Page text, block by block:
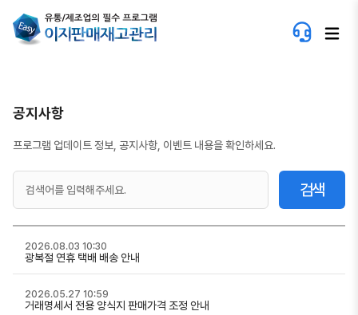
공지사항
프로그램 업데이트 정보, 공지사항, 이벤트 내용을 확인하세요.
검색
광복절 연휴 택배 배송 안내
2026.08.03 10:30
거래명세서 전용 양식지 판매가격 조정 안내
2026.05.27 10:59